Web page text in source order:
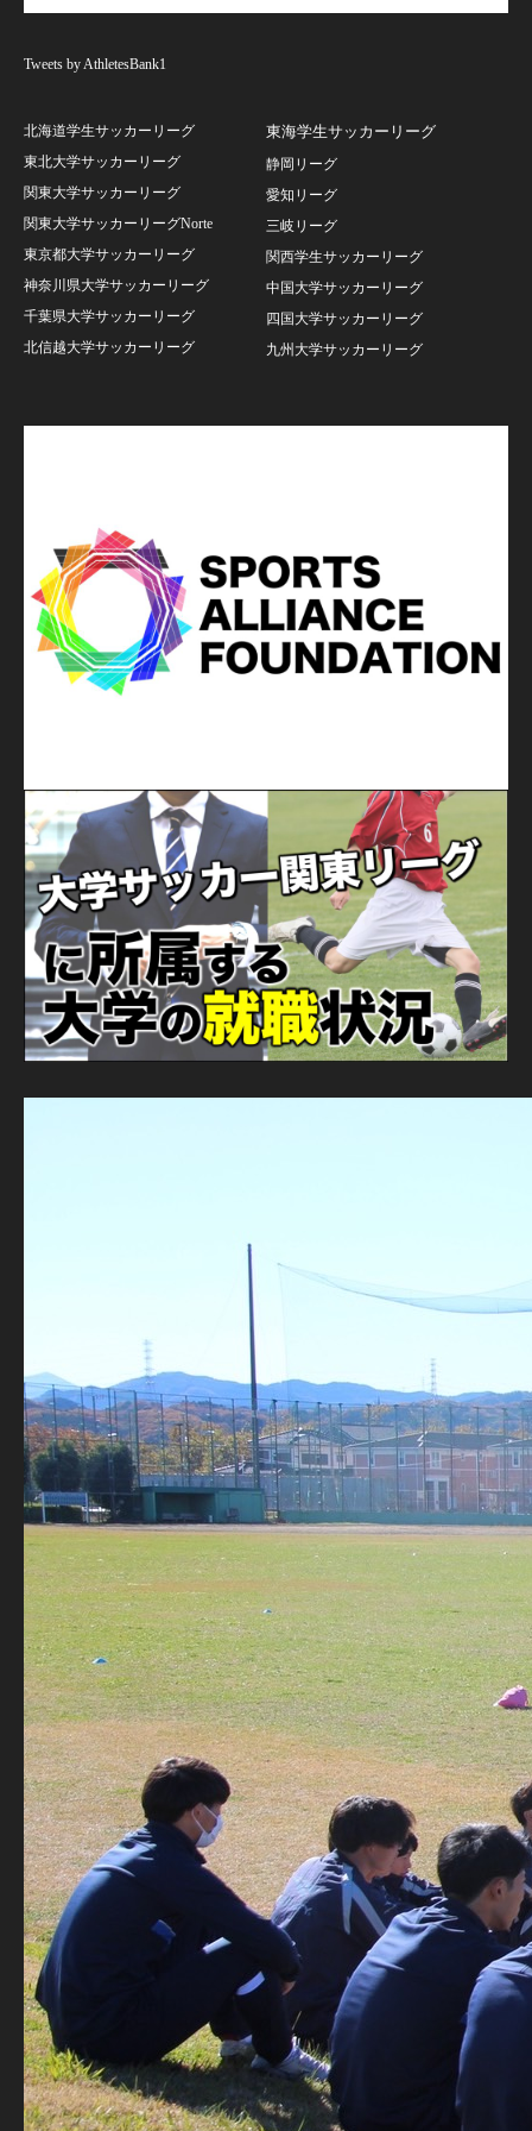
Tweets by AthletesBank1
北海道学生サッカーリーグ
東北大学サッカーリーグ
関東大学サッカーリーグ
関東大学サッカーリーグNorte
東京都大学サッカーリーグ
神奈川県大学サッカーリーグ
千葉県大学サッカーリーグ
北信越大学サッカーリーグ
東海学生サッカーリーグ
静岡リーグ
愛知リーグ
三岐リーグ
関西学生サッカーリーグ
中国大学サッカーリーグ
四国大学サッカーリーグ
九州大学サッカーリーグ